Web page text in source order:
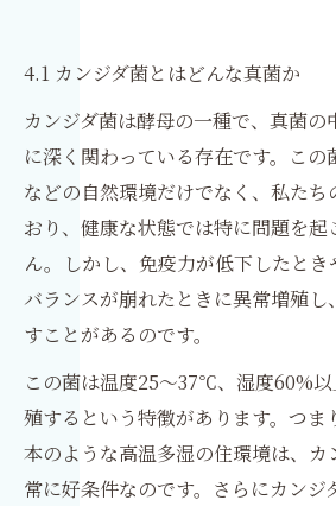
4.1 カンジダ菌とはどんな真菌か
カンジダ菌は酵母の一種で、真菌
に深く関わっている存在です。この
などの自然環境だけでなく、私たち
おり、健康な状態では特に問題を起
ん。しかし、免疫力が低下したと
バランスが崩れたときに異常増殖し
すことがあるのです。
この菌は温度25〜37℃、湿度60%
殖するという特徴があります。つま
本のような高温多湿の住環境は、カ
常に好条件なのです。さらにカンジ